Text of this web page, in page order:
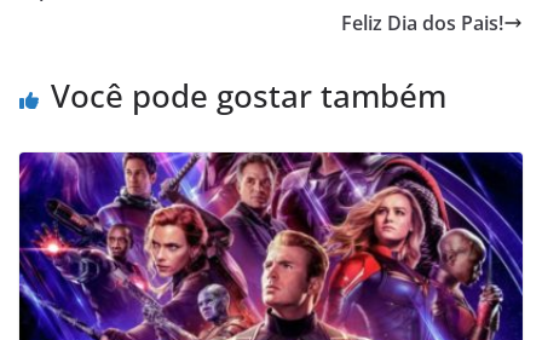
Feliz Dia dos Pais!
Você pode gostar também